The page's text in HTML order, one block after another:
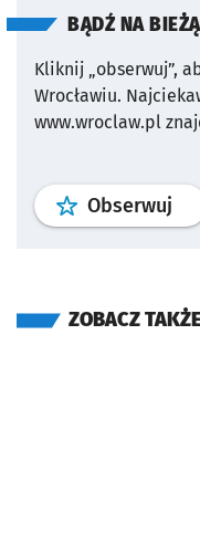
BĄDŹ NA
Kliknij „obserwuj”,
Wrocławiu.
www.wroclaw.pl
Obserwuj
ZOBACZ TAKŻE